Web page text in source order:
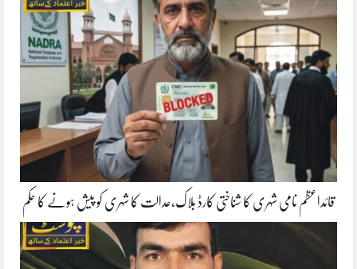
قائداعظم نامی شہری کا شناختی کارڈ بلاک،عدالت کا شہری کو پیش ہونے کا حکم